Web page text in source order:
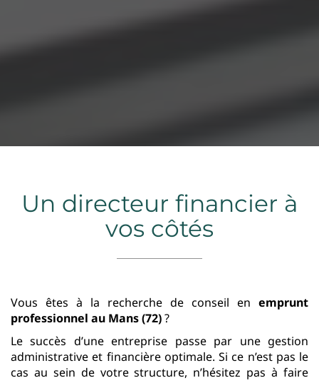
Un directeur financier à
vos côtés
Vous êtes à la recherche de conseil en emprunt
professionnel au Mans (72)?
Le succès d’une entreprise passe par une gestion
administrative et financière optimale. Si ce n’est pas le
cas au sein de votre structure, n’hésitez pas à faire